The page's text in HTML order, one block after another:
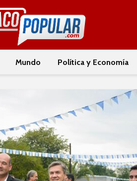
Mundo Política y Economía